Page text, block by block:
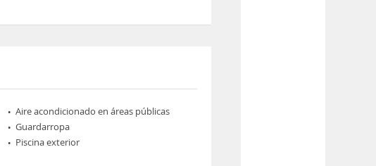
Aire acondicionado en áreas públicas
Guardarropa
Piscina exterior